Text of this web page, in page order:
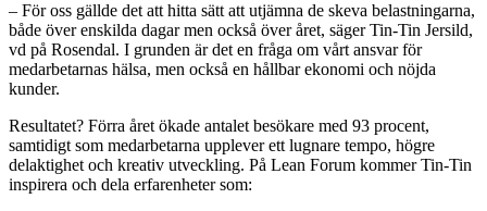
– För oss gällde det att hitta sätt att utjämna de skeva belastningarna,
både över enskilda dagar men också över året, säger Tin-Tin Jersild,
vd på Rosendal. I grunden är det en fråga om vårt ansvar för
medarbetarnas hälsa, men också en hållbar ekonomi och nöjda
kunder.
Resultatet? Förra året ökade antalet besökare med 93 procent,
samtidigt som medarbetarna upplever ett lugnare tempo, högre
delaktighet och kreativ utveckling. På Lean Forum kommer Tin-Tin
inspirera och dela erfarenheter som: